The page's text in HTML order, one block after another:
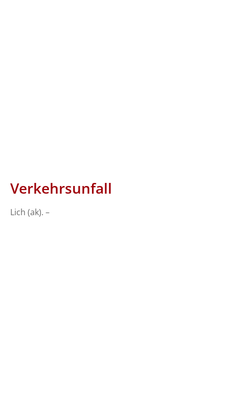
Verkehrsunfall
Lich (ak). –